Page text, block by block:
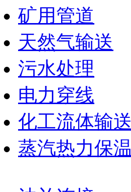
矿用管道
天然气输送
污水处理
电力穿线
化工流体输送
蒸汽热力保温